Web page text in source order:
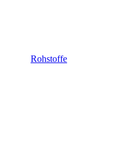
Rohstoffe